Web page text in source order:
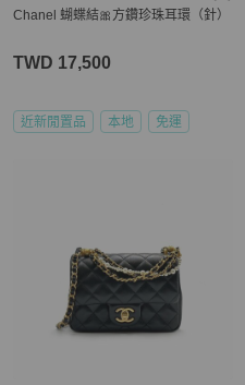
Chanel 蝴蝶結🎀方鑽珍珠耳環（針）
TWD 17,500
近新閒置品 本地 免運